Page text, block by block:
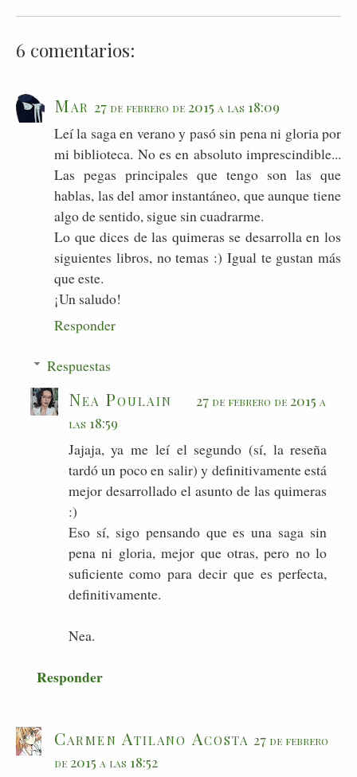
6 comentarios:
Mar 27 de febrero de 2015 a las 18:09
Leí la saga en verano y pasó sin pena ni gloria por
mi biblioteca. No es en absoluto imprescindible...
Las pegas principales que tengo son las que
hablas, las del amor instantáneo, que aunque tiene
algo de sentido, sigue sin cuadrarme.
Lo que dices de las quimeras se desarrolla en los
siguientes libros, no temas :) Igual te gustan más
que este.
¡Un saludo!
Responder
Respuestas
Nea Poulain
27 de febrero de 2015 a
las 18:59
Jajaja, ya me leí el segundo (sí, la reseña
tardó un poco en salir) y definitivamente está
mejor desarrollado el asunto de las quimeras
:)
Eso sí, sigo pensando que es una saga sin
pena ni gloria, mejor que otras, pero no lo
suficiente como para decir que es perfecta,
definitivamente.
Nea.
Responder
Carmen Atilano Acosta 27 de febrero
de 2015 a las 18:52